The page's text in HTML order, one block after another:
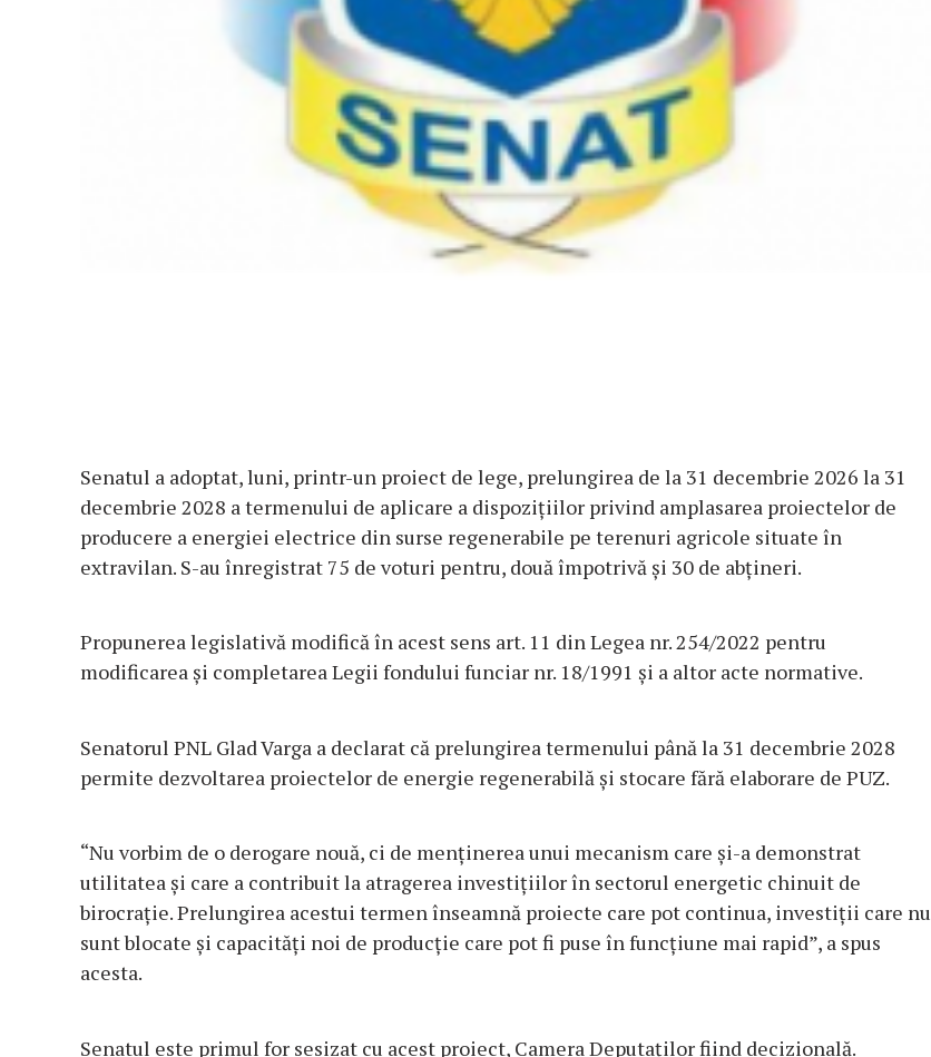
Senatul a adoptat, luni, printr-un proiect de lege, prelungirea de la 31 decembrie 2026 la 31
decembrie 2028 a termenului de aplicare a dispoziţiilor privind amplasarea proiectelor de
producere a energiei electrice din surse regenerabile pe terenuri agricole situate în
extravilan. S-au înregistrat 75 de voturi pentru, două împotrivă şi 30 de abţineri.
Propunerea legislativă modifică în acest sens art. 11 din Legea nr. 254/2022 pentru
modificarea şi completarea Legii fondului funciar nr. 18/1991 şi a altor acte normative.
Senatorul PNL Glad Varga a declarat că prelungirea termenului până la 31 decembrie 2028
permite dezvoltarea proiectelor de energie regenerabilă şi stocare fără elaborare de PUZ.
“Nu vorbim de o derogare nouă, ci de menţinerea unui mecanism care şi-a demonstrat
utilitatea şi care a contribuit la atragerea investiţiilor în sectorul energetic chinuit de
birocraţie. Prelungirea acestui termen înseamnă proiecte care pot continua, investiţii care nu
sunt blocate şi capacităţi noi de producţie care pot fi puse în funcţiune mai rapid”, a spus
acesta.
Senatul este primul for sesizat cu acest proiect, Camera Deputaţilor fiind decizională.